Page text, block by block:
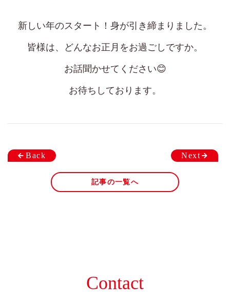
新しい年のスタート！身が引き締まりました。
皆様は、どんなお正月をお過ごしですか。
お話聞かせてください😊
お待ちしております。
Back
記事の一覧へ
Next
Contact